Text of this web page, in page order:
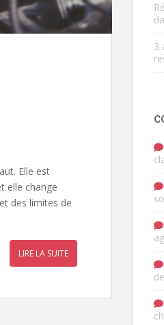
Elle est
elle change
des limites de
LIRE LA SUITE
3